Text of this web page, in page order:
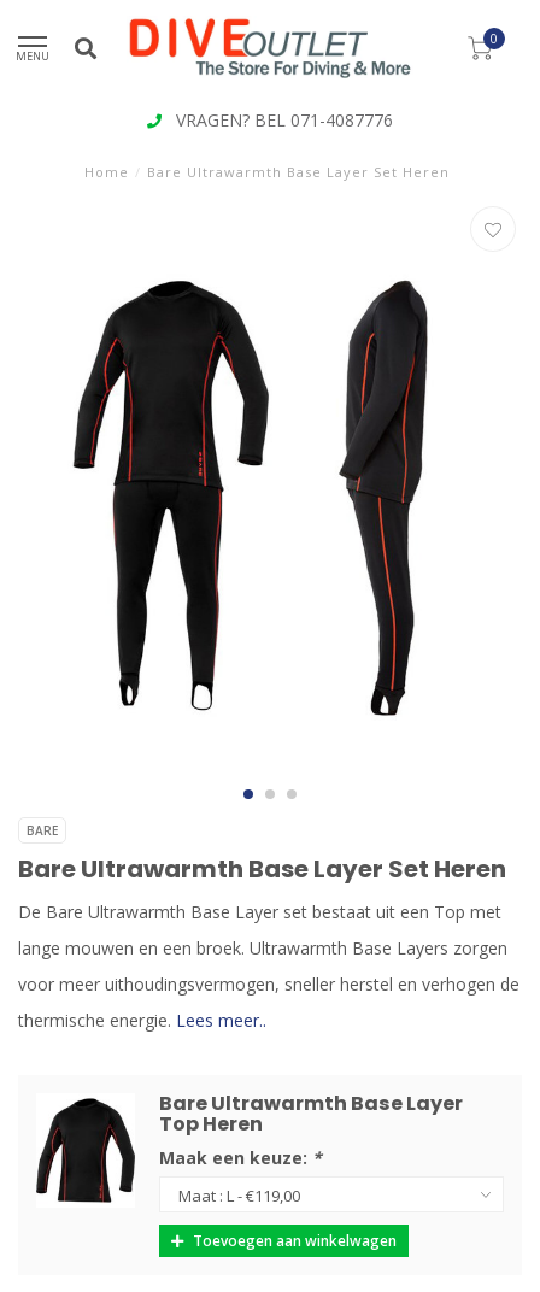
MENU
0
VRAGEN? BEL 071-4087776
Home / Bare Ultrawarmth Base Layer Set Heren
BARE
Bare Ultrawarmth Base Layer Set Heren
De Bare Ultrawarmth Base Layer set bestaat uit een Top met
lange mouwen en een broek. Ultrawarmth Base Layers zorgen
voor meer uithoudingsvermogen, sneller herstel en verhogen de
thermische energie. Lees meer..
Bare Ultrawarmth Base Layer
Top Heren
Maak een keuze: *
Toevoegen aan winkelwagen